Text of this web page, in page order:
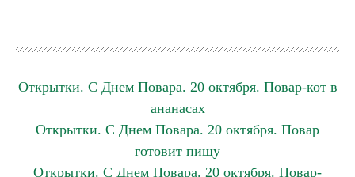
Открытки. С Днем Повара. 20 октября. Повар-кот в
ананасах
Открытки. С Днем Повара. 20 октября. Повар
готовит пищу
Открытки. С Днем Повара. 20 октября. Повар-